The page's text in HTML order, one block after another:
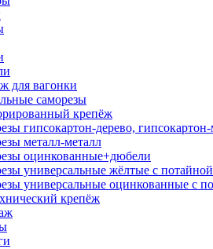
для вагонки
саморезы
крепёж
гипсокартон-дерево, гипсокартон-
металл-металл
оцинкованные+дюбели
универсальные жёлтые с
универсальные оцинкованные с
крепёж